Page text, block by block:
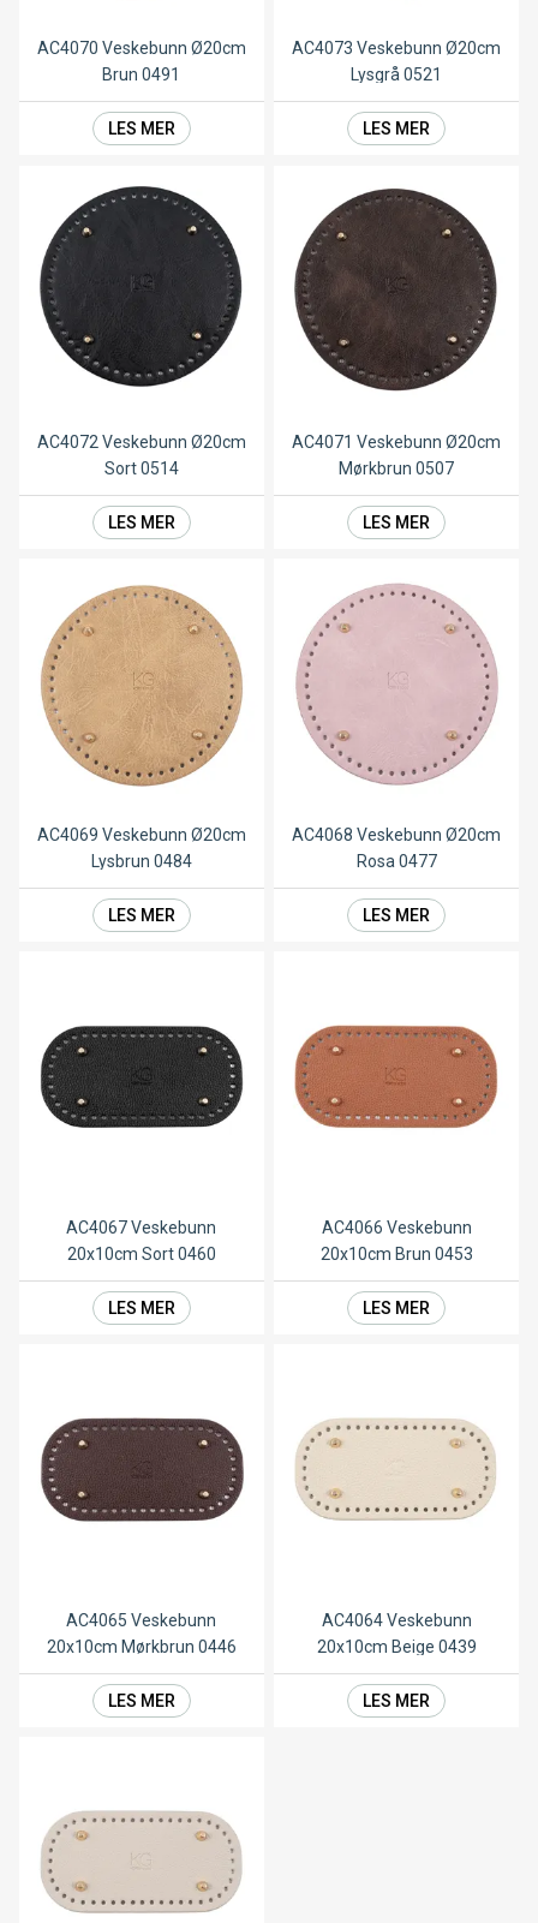
AC4070 Veskebunn Ø20cm
Brun 0491
LES MER
AC4073 Veskebunn Ø20cm
Lysgrå 0521
LES MER
AC4072 Veskebunn Ø20cm
Sort 0514
LES MER
AC4071 Veskebunn Ø20cm
Mørkbrun 0507
LES MER
AC4069 Veskebunn Ø20cm
Lysbrun 0484
LES MER
AC4068 Veskebunn Ø20cm
Rosa 0477
LES MER
AC4067 Veskebunn
20x10cm Sort 0460
LES MER
AC4066 Veskebunn
20x10cm Brun 0453
LES MER
AC4065 Veskebunn
20x10cm Mørkbrun 0446
LES MER
AC4064 Veskebunn
20x10cm Beige 0439
LES MER